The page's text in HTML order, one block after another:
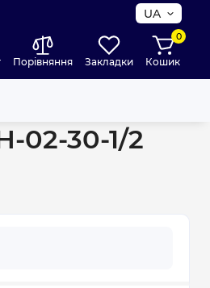
UA
Порівняння Закладки
0
Кошик
02-30-1/2